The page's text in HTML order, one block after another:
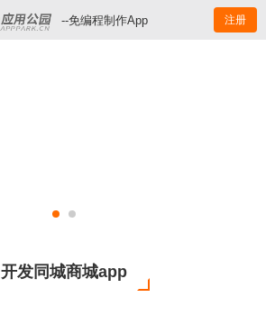
--免编程制作App 注册
开发同城商城app